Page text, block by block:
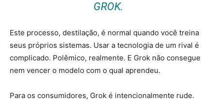
GROK.
Este processo, destilação, é normal quando você treina
seus próprios sistemas. Usar a tecnologia de um rival é
complicado. Polêmico, realmente. E Grok não consegue
nem vencer o modelo com o qual aprendeu.
Para os consumidores, Grok é intencionalmente rude.